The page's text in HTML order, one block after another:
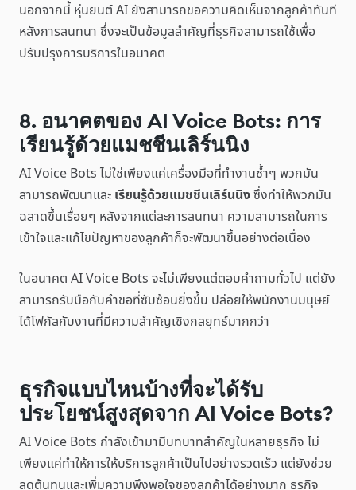
นอกจากนี้ หุ่นยนต์ AI ยังสามารถขอความคิดเห็นจากลูกค้าทันที
หลังการสนทนา ซึ่งจะเป็นข้อมูลสำคัญที่ธุรกิจสามารถใช้เพื่อ
ปรับปรุงการบริการในอนาคต
8. อนาคตของ AI Voice Bots: การ
เรียนรู้ด้วยแมชชีนเลิร์นนิง
AI Voice Bots ไม่ใช่เพียงแค่เครื่องมือที่ทำงานซ้ำๆ พวกมัน
สามารถพัฒนาและ เรียนรู้ด้วยแมชชีนเลิร์นนิงซึ่งทำให้พวกมัน
ฉลาดขึ้นเรื่อยๆ หลังจากแต่ละการสนทนา ความสามารถในการ
เข้าใจและแก้ไขปัญหาของลูกค้าก็จะพัฒนาขึ้นอย่างต่อเนื่อง
ในอนาคต AI Voice Bots จะไม่เพียงแต่ตอบคำถามทั่วไป แต่ยัง
สามารถรับมือกับคำขอที่ซับซ้อนยิ่งขึ้น ปล่อยให้พนักงานมนุษย์
ได้โฟกัสกับงานที่มีความสำคัญเชิงกลยุทธ์มากกว่า
ธุรกิจแบบไหนบ้างที่จะได้รับ
ประโยชน์สูงสุดจาก AI Voice Bots?
AI Voice Bots กำลังเข้ามามีบทบาทสำคัญในหลายธุรกิจ ไม่
เพียงแค่ทำให้การให้บริการลูกค้าเป็นไปอย่างรวดเร็ว แต่ยังช่วย
ลดต้นทุนและเพิ่มความพึงพอใจของลูกค้าได้อย่างมาก ธุรกิจ